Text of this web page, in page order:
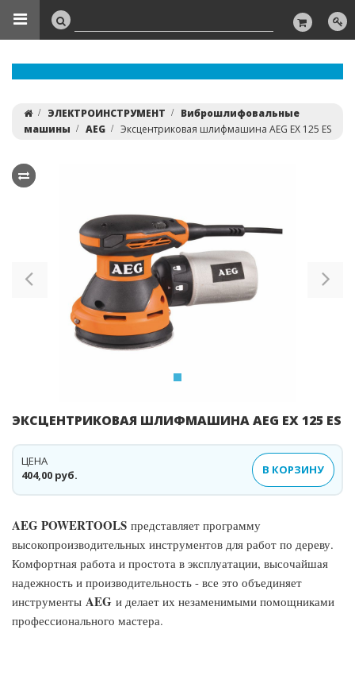
ЭЛЕКТРОИНСТРУМЕНТ
Виброшлифовальные
машины
AEG Эксцентриковая шлифмашина AEG EX 125 ES
Previous
ЭКСЦЕНТРИКОВАЯ ШЛИФМАШИНА AEG EX 125 ES
404,00 руб.
ЦЕНА
В КОРЗИНУ
AEG POWERTOOLS представляет программу
высокопроизводительных инструментов для работ по дереву.
Комфортная работа и простота в эксплуатации, высочайшая
надежность и производительность - все это объединяет
инструменты AEG и делает их незаменимыми помощниками
профессионального мастера.